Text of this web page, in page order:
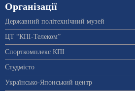
Організації
Державний політехнічний музей
ЦТ “КПІ-Телеком”
Спорткомплекс КПІ
Студмісто
Українсько-Японський центр